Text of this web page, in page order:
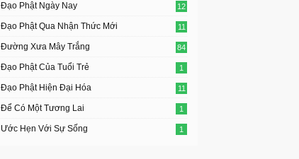
Đạo Phật Ngày Nay 12
Đạo Phật Qua Nhận Thức Mới 11
Đường Xưa Mây Trắng 84
Đạo Phật Của Tuổi Trẻ 1
Đạo Phật Hiện Đại Hóa 11
Để Có Một Tương Lai 1
Ước Hẹn Với Sự Sống 1